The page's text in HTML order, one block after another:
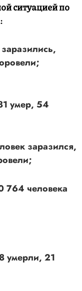
ситуацией по
умер, 54
заразился,
764 человека
умерли, 21